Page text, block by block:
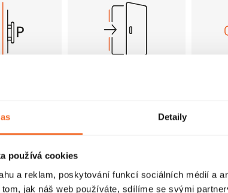
Detaily
používá cookies
a reklam, poskytování funkcí sociálních médií a
jak náš web používáte, sdílíme se svými
systém
tomu se
kout
koutu jsou osazeny
určitý prostor pro